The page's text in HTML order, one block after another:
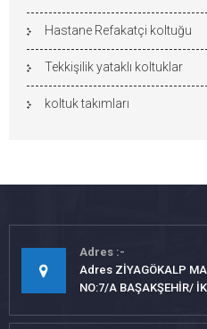
Hastane Refakatçi koltuğu
Tekkişilik yataklı koltuklar
koltuk takımları
Adres
Adres ZİYAGÖKALP
NO:7/A BAŞAKŞEHİR/